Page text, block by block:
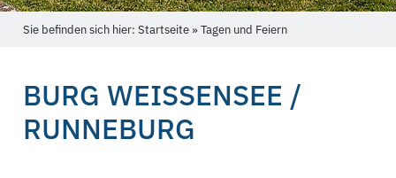
Sie befinden sich hier: Startseite » Tagen und Feiern
BURG WEISSENSEE / R
UNNEBURG